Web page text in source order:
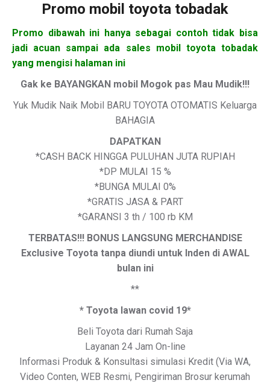
Promo mobil toyota tobadak
Promo dibawah ini hanya sebagai contoh tidak bisa
jadi acuan sampai ada sales mobil toyota tobadak
yang mengisi halaman ini
Gak ke BAYANGKAN mobil Mogok pas Mau Mudik!!!
Yuk Mudik Naik Mobil BARU TOYOTA OTOMATIS Keluarga
BAHAGIA
DAPATKAN
*CASH BACK HINGGA PULUHAN JUTA RUPIAH
*DP MULAI 15 %
*BUNGA MULAI 0%
*GRATIS JASA & PART
*GARANSI 3 th / 100 rb KM
TERBATAS!!! BONUS LANGSUNG MERCHANDISE
Exclusive Toyota tanpa diundi untuk Inden di AWAL
bulan ini
**
* Toyota lawan covid 19*
Beli Toyota dari Rumah Saja
Layanan 24 Jam On-line
Informasi Produk & Konsultasi simulasi Kredit (Via WA,
Video Conten, WEB Resmi, Pengiriman Brosur kerumah